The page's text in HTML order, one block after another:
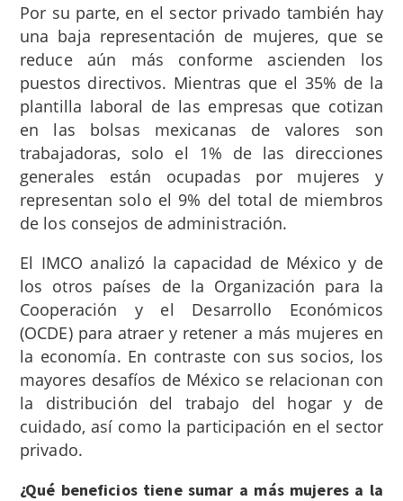
Por su parte, en el sector privado también hay
una baja representación de mujeres, que se
reduce aún más conforme ascienden los
puestos directivos. Mientras que el 35% de la
plantilla laboral de las empresas que cotizan
en las bolsas mexicanas de valores son
trabajadoras, solo el 1% de las direcciones
generales están ocupadas por mujeres y
representan solo el 9% del total de miembros
de los consejos de administración.
El IMCO analizó la capacidad de México y de
los otros países de la Organización para la
Cooperación y el Desarrollo Económicos
(OCDE) para atraer y retener a más mujeres en
la economía. En contraste con sus socios, los
mayores desafíos de México se relacionan con
la distribución del trabajo del hogar y de
cuidado, así como la participación en el sector
privado.
¿Qué beneficios tiene sumar a más mujeres a la